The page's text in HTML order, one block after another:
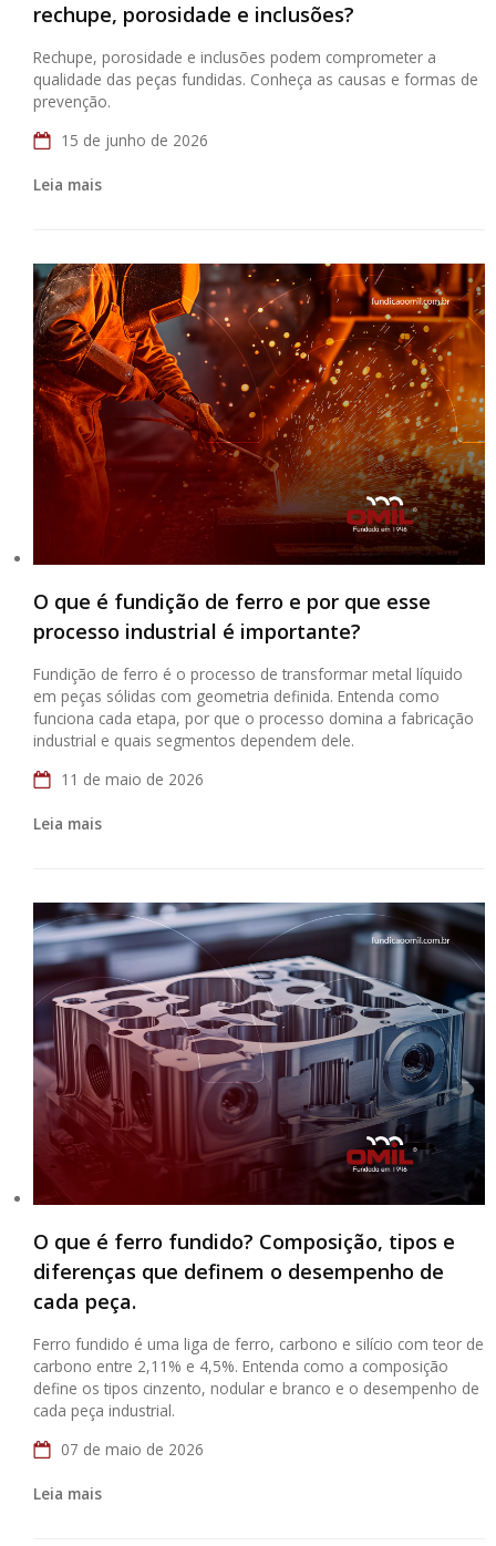
rechupe, porosidade e inclusões?
Rechupe, porosidade e inclusões podem comprometer a
qualidade das peças fundidas. Conheça as causas e formas de
prevenção.
15 de junho de 2026
Leia mais
O que é fundição de ferro e por que esse
processo industrial é importante?
Fundição de ferro é o processo de transformar metal líquido
em peças sólidas com geometria definida. Entenda como
funciona cada etapa, por que o processo domina a fabricação
industrial e quais segmentos dependem dele.
11 de maio de 2026
Leia mais
O que é ferro fundido? Composição, tipos e
diferenças que definem o desempenho de
cada peça.
Ferro fundido é uma liga de ferro, carbono e silício com teor de
carbono entre 2,11% e 4,5%. Entenda como a composição
define os tipos cinzento, nodular e branco e o desempenho de
cada peça industrial.
07 de maio de 2026
Leia mais